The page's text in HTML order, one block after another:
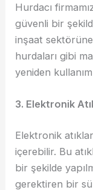
Hurdacı
güvenli bir
inşaat
hurdaları gibi
yeniden
3. Elektronik
Elektronik
içerebilir. Bu
bir şekilde
gerektiren bir